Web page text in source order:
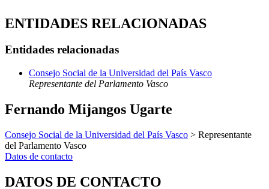
ENTIDADES RELACIONADAS
Entidades relacionadas
Consejo Social de la Universidad del País Vasco
Representante del Parlamento Vasco
Fernando Mijangos Ugarte
Consejo Social de la Universidad del País Vasco > Representante
del Parlamento Vasco
Datos de contacto
DATOS DE CONTACTO